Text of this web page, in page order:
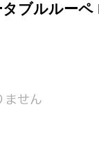
ブルルーペ